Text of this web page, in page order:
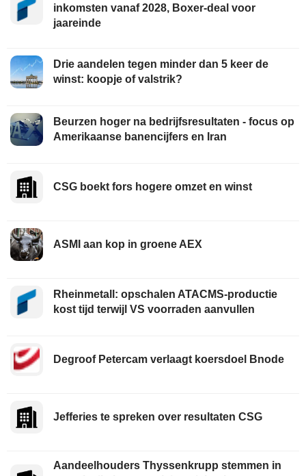
inkomsten vanaf 2028, Boxer-deal voor
jaareinde
Drie aandelen tegen minder dan 5 keer de
winst: koopje of valstrik?
Beurzen hoger na bedrijfsresultaten - focus op
Amerikaanse banencijfers en Iran
CSG boekt fors hogere omzet en winst
ASMI aan kop in groene AEX
Rheinmetall: opschalen ATACMS-productie
kost tijd terwijl VS voorraden aanvullen
Degroof Petercam verlaagt koersdoel Bnode
Jefferies te spreken over resultaten CSG
Aandeelhouders Thyssenkrupp stemmen in